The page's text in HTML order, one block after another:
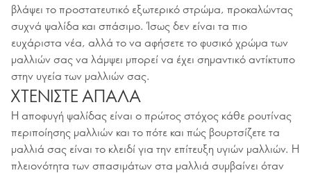
βλάψει το προστατευτικό εξωτερικό στρώμα, προκαλώντας
συχνά ψαλίδα και σπάσιμο. Ίσως δεν είναι τα πιο
ευχάριστα νέα, αλλά το να αφήσετε το φυσικό χρώμα των
μαλλιών σας να λάμψει μπορεί να έχει σημαντικό αντίκτυπο
στην υγεία των μαλλιών σας.
ΧΤΕΝΙΣΤΕ ΑΠΑΛΑ
Η αποφυγή ψαλίδας είναι ο πρώτος στόχος κάθε ρουτίνας
περιποίησης μαλλιών και το πότε και πώς βουρτσίζετε τα
μαλλιά σας είναι το κλειδί για την επίτευξη υγιών μαλλιών. Η
πλειονότητα των σπασιμάτων στα μαλλιά συμβαίνει όταν